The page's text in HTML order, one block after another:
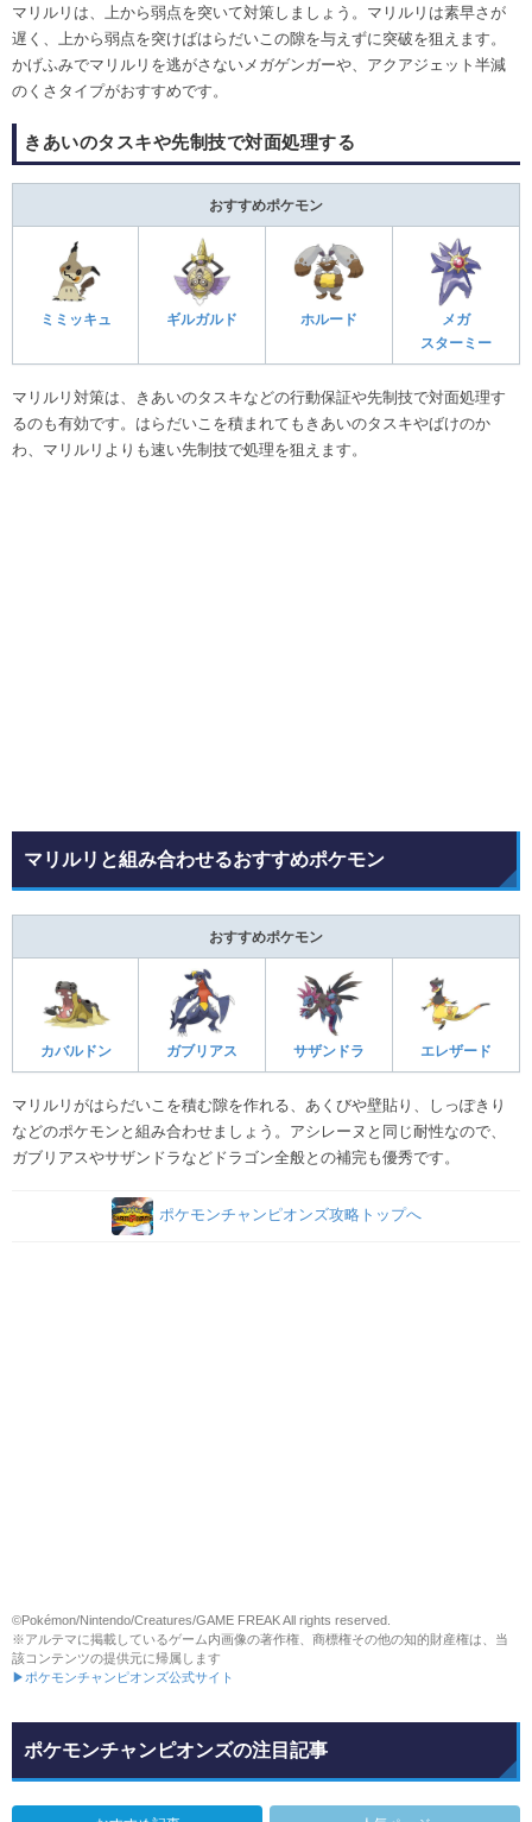
マリルリは、上から弱点を突いて対策しましょう。マリルリは素早さが
遅く、上から弱点を突けばはらだいこの隙を与えずに突破を狙えます。
かげふみでマリルリを逃がさないメガゲンガーや、アクアジェット半減
のくさタイプがおすすめです。
きあいのタスキや先制技で対面処理する
おすすめポケモン
ミミッキュ ギルガルド ホルード
メガ
スターミー
マリルリ対策は、きあいのタスキなどの行動保証や先制技で対面処理す
るのも有効です。はらだいこを積まれてもきあいのタスキやばけのか
わ、マリルリよりも速い先制技で処理を狙えます。
マリルリと組み合わせるおすすめポケモン
おすすめポケモン
カバルドン ガブリアス サザンドラ エレザード
マリルリがはらだいこを積む隙を作れる、あくびや壁貼り、しっぽきり
などのポケモンと組み合わせましょう。アシレーヌと同じ耐性なので、
ガブリアスやサザンドラなどドラゴン全般との補完も優秀です。
ポケモンチャンピオンズ攻略トップへ
©Pokémon/Nintendo/Creatures/GAME FREAK All rights reserved.
※アルテマに掲載しているゲーム内画像の著作権、商標権その他の知的財産権は、当
該コンテンツの提供元に帰属します
▶ポケモンチャンピオンズ公式サイト
ポケモンチャンピオンズの注目記事